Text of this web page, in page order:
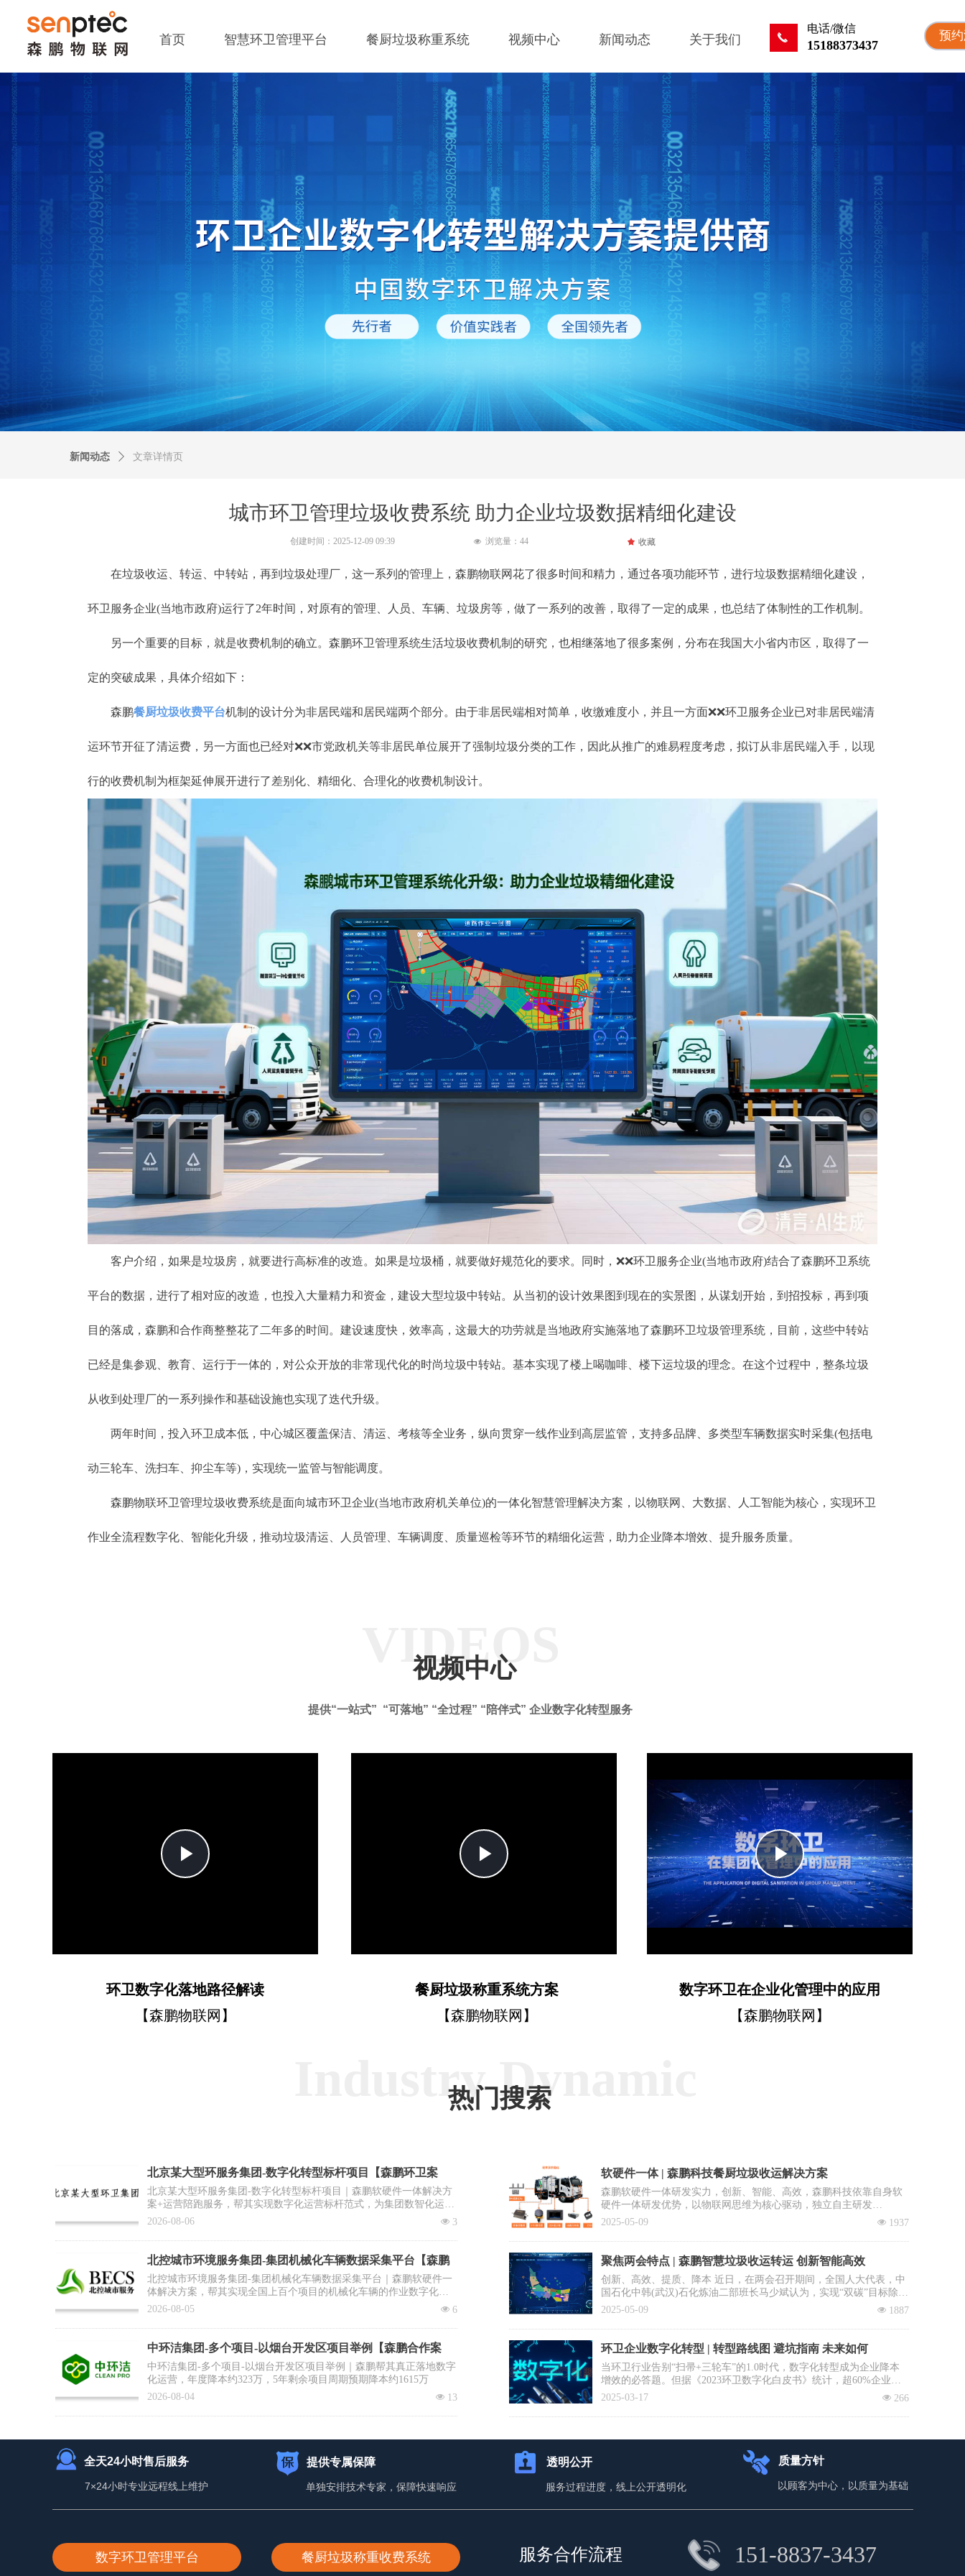
끅
电话/微信
15188373437
首页 智慧环卫管理平台 餐厨垃圾称重系统 视频中心 新闻动态 关于我们 预
城市环卫管理垃圾收费系统 助力企业垃圾数据精细化建设
在垃圾收运、转运、中转站，再到垃圾处理厂，这一系列的管理上，森鹏物联网花了很多时间和精力，通过各项功能环节，进行垃圾数据精细化建设，
环卫服务企业(当地市政府)运行了2年时间，对原有的管理、人员、车辆、垃圾房等，做了一系列的改善，取得了一定的成果，也总结了体制性的工作机制。
另一个重要的目标，就是收费机制的确立。森鹏环卫管理系统生活垃圾收费机制的研究，也相继落地了很多案例，分布在我国大小省内市区，取得了一
定的突破成果，具体介绍如下：
森鹏餐厨垃圾收费平台机制的设计分为非居民端和居民端两个部分。由于非居民端相对简单，收缴难度小，并且一方面❌❌环卫服务企业已对非居民端清
运环节开征了清运费，另一方面也已经对❌❌市党政机关等非居民单位展开了强制垃圾分类的工作，因此从推广的难易程度考虑，拟订从非居民端入手，以现
行的收费机制为框架延伸展开进行了差别化、精细化、合理化的收费机制设计。
客户介绍，如果是垃圾房，就要进行高标准的改造。如果是垃圾桶，就要做好规范化的要求。同时，❌❌环卫服务企业(当地市政府)结合了森鹏环卫系统
平台的数据，进行了相对应的改造，也投入大量精力和资金，建设大型垃圾中转站。从当初的设计效果图到现在的实景图，从谋划开始，到招投标，再到项
目的落成，森鹏和合作商整整花了二年多的时间。建设速度快，效率高，这最大的功劳就是当地政府实施落地了森鹏环卫垃圾管理系统，目前，这些中转站
已经是集参观、教育、运行于一体的，对公众开放的非常现代化的时尚垃圾中转站。基本实现了楼上喝咖啡、楼下运垃圾的理念。在这个过程中，整条垃圾
从收到处理厂的一系列操作和基础设施也实现了迭代升级。
两年时间，投入环卫成本低，中心城区覆盖保洁、清运、考核等全业务，纵向贯穿一线作业到高层监管，支持多品牌、多类型车辆数据实时采集(包括电
动三轮车、洗扫车、抑尘车等)，实现统一监管与智能调度。
森鹏物联环卫管理垃圾收费系统是面向城市环卫企业(当地市政府机关单位)的一体化智慧管理解决方案，以物联网、大数据、人工智能为核心，实现环卫
作业全流程数字化、智能化升级，推动垃圾清运、人员管理、车辆调度、质量巡检等环节的精细化运营，助力企业降本增效、提升服务质量。
新闻动态 ꄲ 文章详情页
创建时间： 2025-12-09 09:39 넶 浏览量： 44 끄 收藏
提供“一站式” “可落地” “全过程” “陪伴式” 企业数字化转型服务
VIDEOS
视频中心
Play
环卫数字化落地路径解读
【森鹏物联网】
Play
餐厨垃圾称重系统方案
【森鹏物联网】
Play
Video
数字环卫在企业化管理中的应用
【森鹏物联网】
北京某大型环服务集团-数字化转型标杆项目【森鹏环卫案
例】
北京某大型环服务集团-数字化转型标杆项目｜森鹏软硬件一体解决方
案+运营陪跑服务，帮其实现数字化运营标杆范式，为集团数智化运营
推广复制提供标杆范式
넶 3
2026-08-06
北控城市环境服务集团-集团机械化车辆数据采集平台【森鹏
合作案例】
北控城市环境服务集团-集团机械化车辆数据采集平台｜森鹏软硬件一
体解决方案，帮其实现全国上百个项目的机械化车辆的作业数字化，
为集团数智化运营打好基础
넶 6
2026-08-05
中环洁集团-多个项目-以烟台开发区项目举例【森鹏合作案
例】
中环洁集团-多个项目-以烟台开发区项目举例｜森鹏帮其真正落地数字
化运营，年度降本约323万，5年剩余项目周期预期降本约1615万
넶 13
2026-08-04
Industry Dynamic
热门搜索
软硬件一体 | 森鹏科技餐厨垃圾收运解决方案
森鹏软硬件一体研发实力，创新、智能、高效，森鹏科技依靠自身软
硬件一体研发优势，以物联网思维为核心驱动，独立自主研发
出“EVOS智慧环卫2.0管理平台”，餐厨垃圾收运系统是该平台核心子
넶 1937
2025-05-09
聚焦两会特点 | 森鹏智慧垃圾收运转运 创新智能高效
创新、高效、提质、降本 近日，在两会召开期间，全国人大代表，中
国石化中韩(武汉)石化炼油二部班长马少斌认为，实现“双碳”目标除了
需要企业进行转型升级和科技创新外，全民参与也必不可少，并就此
士、清华大学教授李景虹则建议政府鼓励回收企业与环卫系统合作，
降低前端收集运营成本。
넶 1887
2025-05-09
环卫企业数字化转型 | 转型路线图 避坑指南 未来如何
当环卫行业告别“扫帚+三轮车”的1.0时代，数字化转型成为企业降本
增效的必答题。但据《2023环卫数字化白皮书》统计，超60%企业投
入百万却未见实效：数据失真、系统闲置、员工抵触……如何避免重
你打赢这场“数字环卫攻坚战”。
넶 266
2025-03-17
全天24小时售后服务
7×24小时专业远程线上维护
提供专属保障
单独安排技术专家，保障快速响应 服务过程进度，线上公开透明化
透明公开
以顾客为中心，以质量为基础
质量方针
数字环卫管理平台 餐厨垃圾称重收费系统 151-8837-3437
服务合作流程